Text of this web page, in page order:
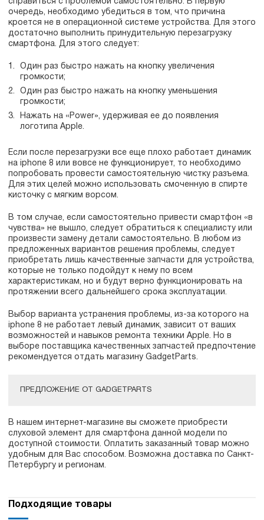
очередь, необходимо убедиться в том, что причина
кроется не в операционной системе устройства. Для этого
достаточно выполнить принудительную перезагрузку
смартфона. Для этого следует:
Один раз быстро нажать на кнопку увеличения
громкости;
Один раз быстро нажать на кнопку уменьшения
громкости;
Нажать на «Power», удерживая ее до появления
логотипа Apple.
Если после перезагрузки все еще плохо работает динамик
на iphone 8 или вовсе не функционирует, то необходимо
попробовать провести самостоятельную чистку разъема.
Для этих целей можно использовать смоченную в спирте
кисточку с мягким ворсом.
В том случае, если самостоятельно привести смартфон «в
чувства» не вышло, следует обратиться к специалисту или
произвести замену детали самостоятельно. В любом из
предложенных вариантов решения проблемы, следует
приобретать лишь качественные запчасти для устройства,
которые не только подойдут к нему по всем
характеристикам, но и будут верно функционировать на
протяжении всего дальнейшего срока эксплуатации.
Выбор варианта устранения проблемы, из-за которого на
iphone 8 не работает левый динамик, зависит от ваших
возможностей и навыков ремонта техники Apple. Но в
выборе поставщика качественных запчастей предпочтение
рекомендуется отдать магазину GadgetParts.
ПРЕДЛОЖЕНИЕ ОТ GADGETPARTS
В нашем интернет-магазине вы сможете приобрести
слуховой элемент для смартфона данной модели по
доступной стоимости. Оплатить заказанный товар можно
удобным для Вас способом. Возможна доставка по Санкт-
Петербургу и регионам.
Подходящие товары